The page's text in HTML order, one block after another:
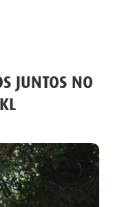
JUNTOS NO